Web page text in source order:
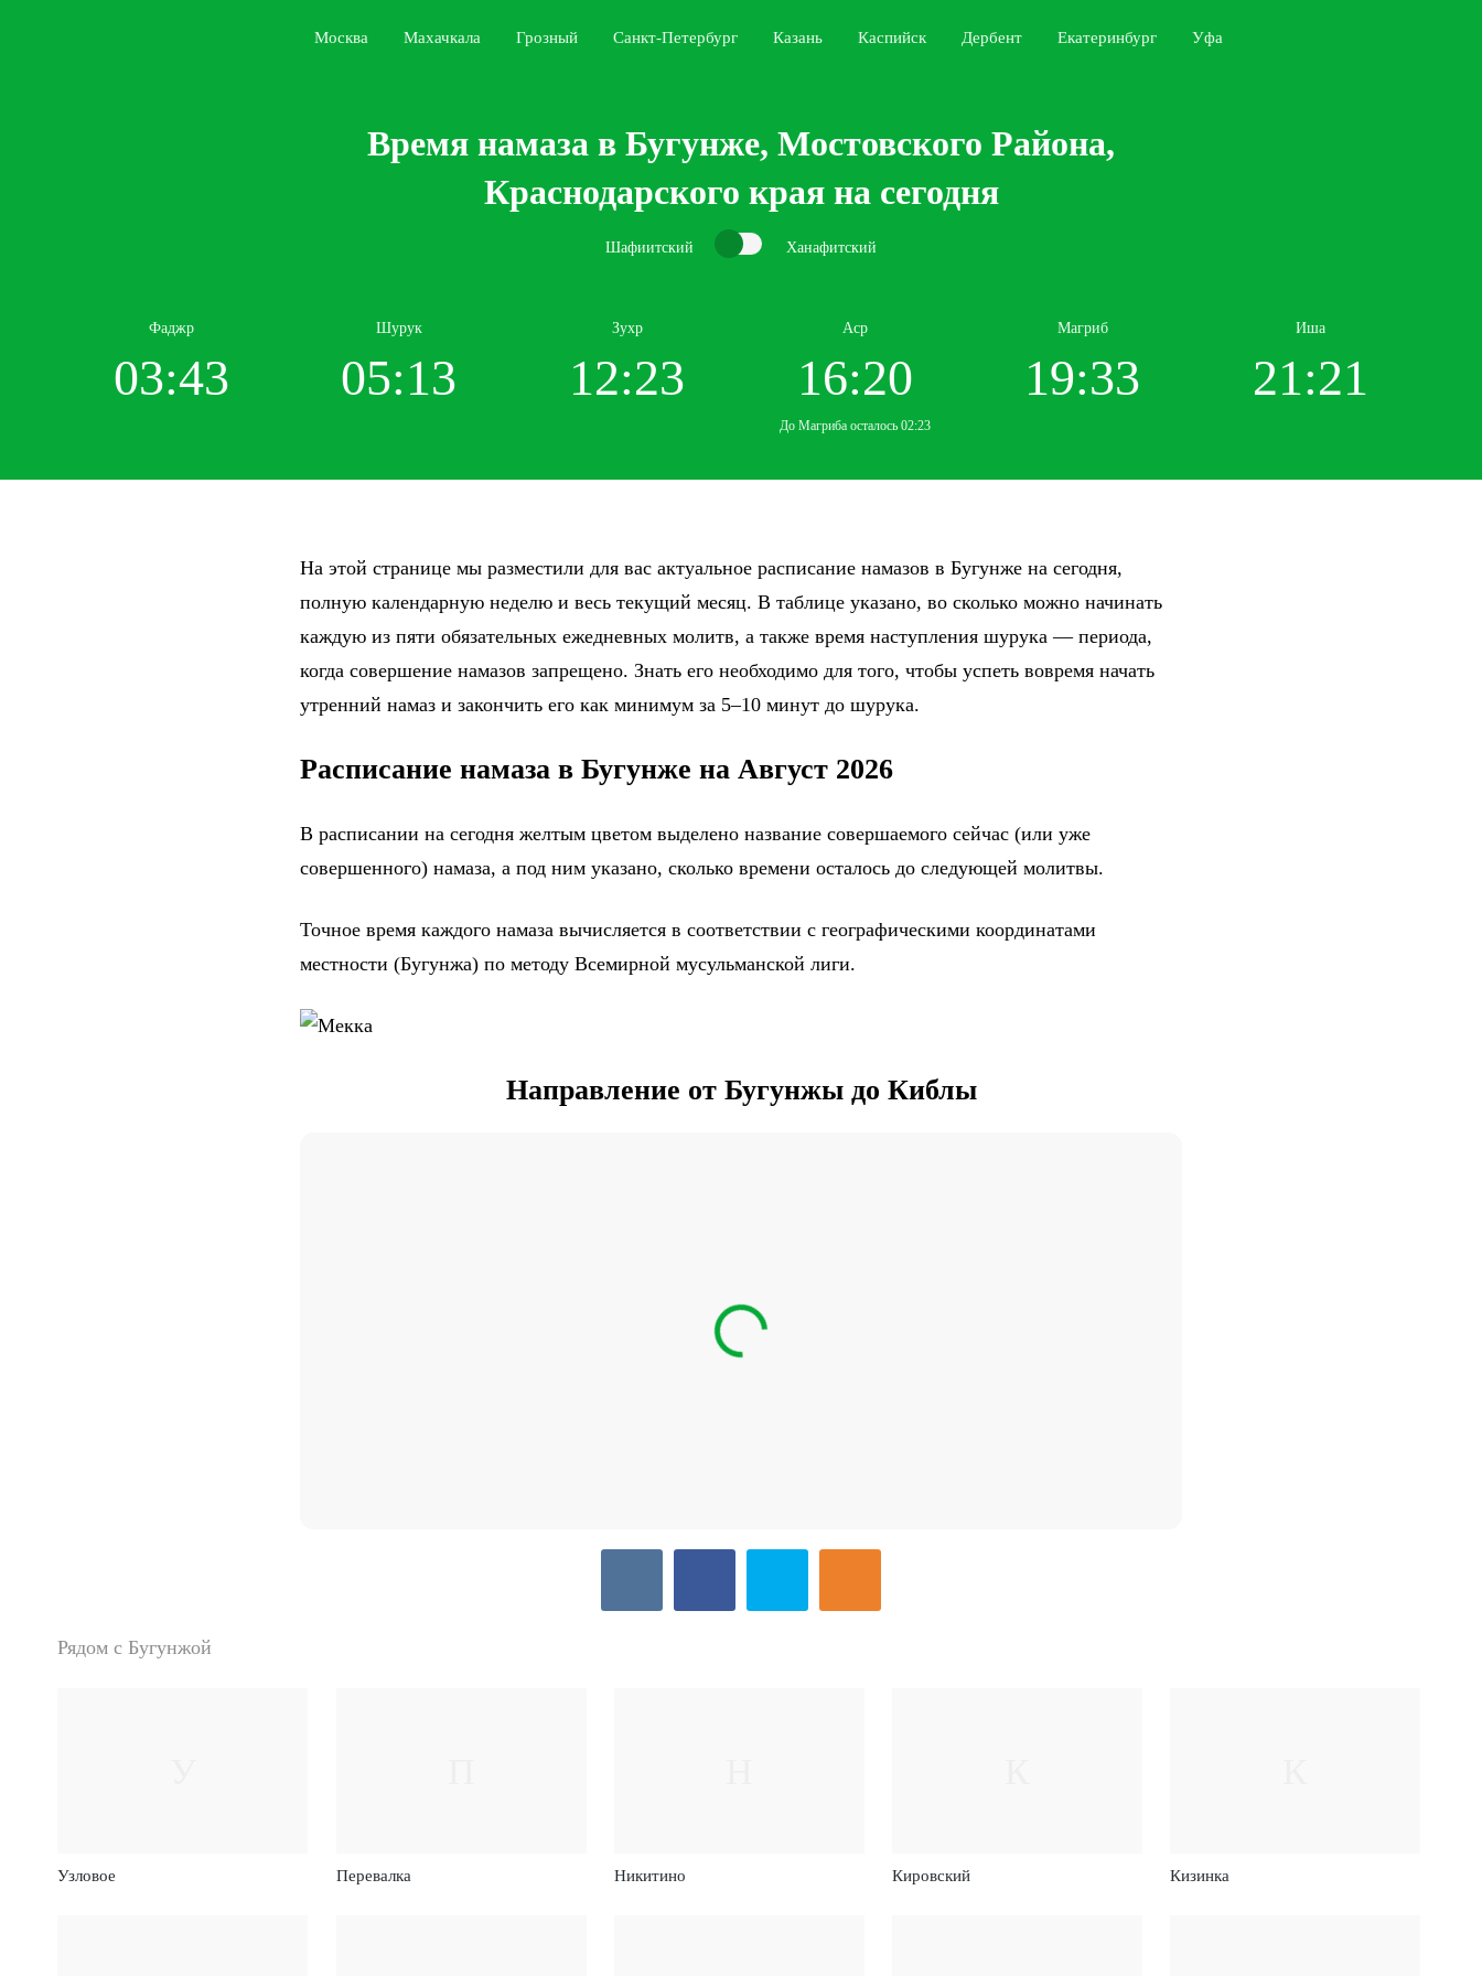
Москва Махачкала Грозный Санкт-Петербург Казань Каспийск Дербент Екатеринбург Уфа
Время намаза в Бугунже, Мостовского Района,
Краснодарского края на сегодня
Шафиитский Ханафитский
Фаджр
03:43
Шурук
05:13
Зухр
12:23
Аср
16:20
До Магриба осталось 02:23
Магриб
19:33
Иша
21:21
На этой странице мы разместили для вас актуальное расписание намазов в Бугунже на сегодня,
полную календарную неделю и весь текущий месяц. В таблице указано, во сколько можно начинать
каждую из пяти обязательных ежедневных молитв, а также время наступления шурука — периода,
когда совершение намазов запрещено. Знать его необходимо для того, чтобы успеть вовремя начать
утренний намаз и закончить его как минимум за 5–10 минут до шурука.
Расписание намаза в Бугунже на Август 2026
В расписании на сегодня желтым цветом выделено название совершаемого сейчас (или уже
совершенного) намаза, а под ним указано, сколько времени осталось до следующей молитвы.
Точное время каждого намаза вычисляется в соответствии с географическими координатами
местности (Бугунжа) по методу Всемирной мусульманской лиги.
Направление от Бугунжы до Киблы
Рядом с Бугунжой
Узловое Перевалка Никитино Кировский Кизинка